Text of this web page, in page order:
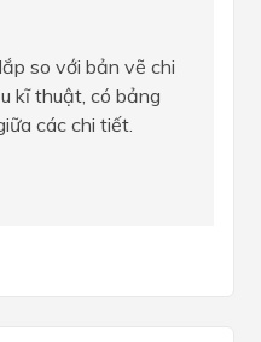
so với bản vẽ chi
kĩ thuật, có bảng
các chi tiết.